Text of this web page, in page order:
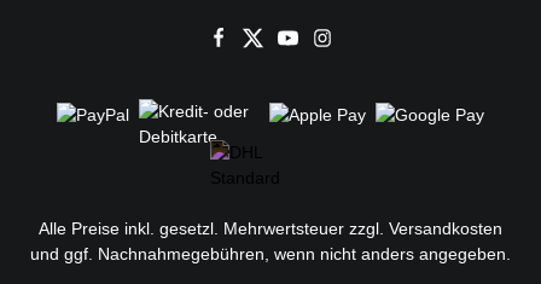
Alle Preise inkl. gesetzl. Mehrwertsteuer zzgl. Versandkosten
und ggf. Nachnahmegebühren, wenn nicht anders angegeben.